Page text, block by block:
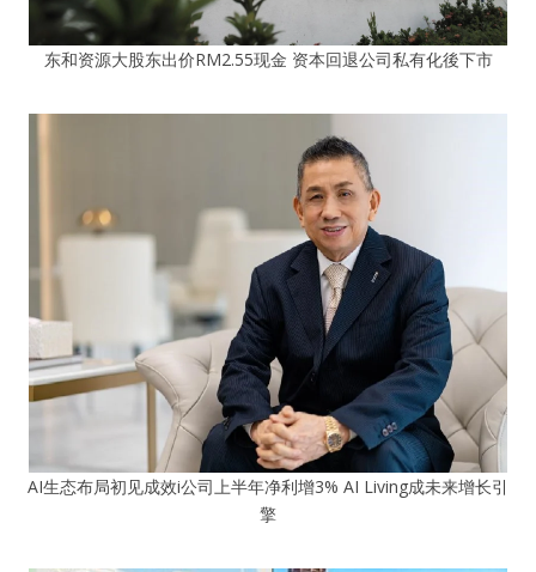
东和资源大股东出价RM2.55现金 资本回退公司私有化後下市
AI生态布局初见成效i公司上半年净利增3% AI Living成未来增长引
擎